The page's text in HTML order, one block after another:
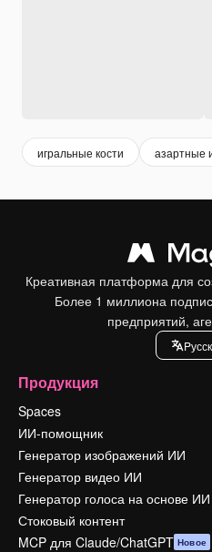
игральные кости азартные
Креативная платформа для
Более 1 миллиона
предприятий,
Продукция
Spaces
ИИ-помощник
Генератор изображений ИИ
Генератор видео ИИ
Генератор голоса на основе ИИ
Стоковый контент
MCP для Claude/ChatGPT Новое